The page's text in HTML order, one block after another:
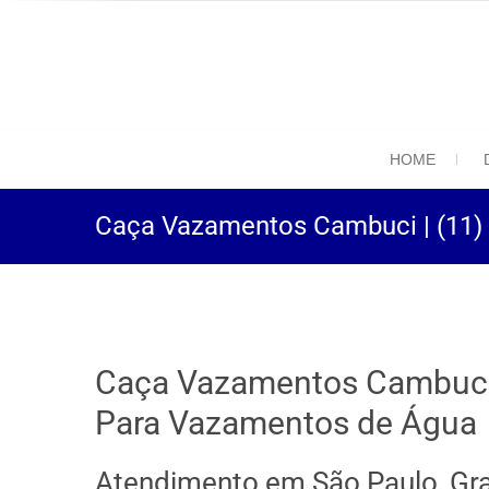
HOME
Caça Vazamentos Cambuci | (11)
Caça Vazamentos
Para Vazamentos de Água
Atendimento em São Paulo,